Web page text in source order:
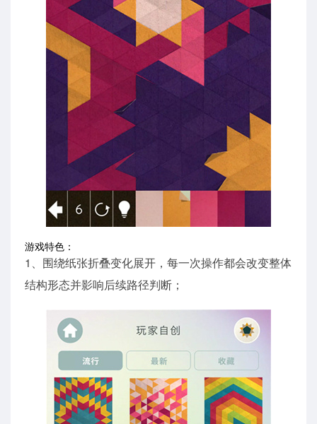
游戏特色：
1、围绕纸张折叠变化展开，每一次操作都会改变整体
结构形态并影响后续路径判断；